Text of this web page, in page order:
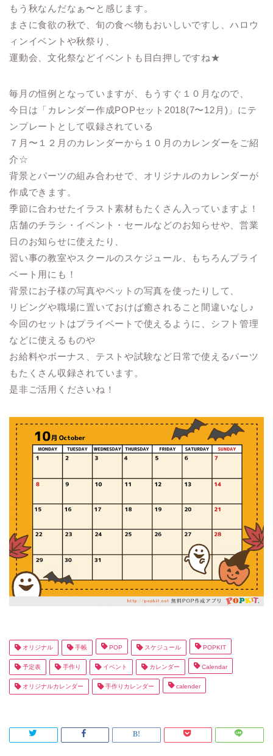
もう秋なんだなぁ〜と感じます。
まさに食欲の秋で、旬の食べ物もおいしいですし、ハロウ
ィンイベントや秋祭り、
運動会、文化祭などイベントも目白押しですね★
毎月の恒例となっていますが、もうすぐ１０月なので、
今日は「カレンダー作成POPセット2018(7〜12月)」にテ
ンプレートとして収録されている
７月〜１２月のカレンダーから１０月のカレンダーをご紹
介☆
背景とパーツの組み合わせで、オリジナルのカレンダーが
作成できます。
季節に合わせたイラスト素材もたくさん入っていますよ！
店舗のチラシ・イベント・セールなどのお知らせや、営業
日のお知らせに使えたり、
習い事の教室やスクールのスケジュール、もちろんプライ
ベート用にも！
背景にお子様の写真やペットの写真を使ったりして、
リビングや職場に置いておけば癒されること間違いなし♪
今回のセットはプライベートで使えるように、シフト管理
などに使えるものや
お給料やボーナス、テストや試験など日常で使えるパーツ
もたくさん収録されています。
是非ご活用くださいね！
オリジナル 手帳 POP スケジュール POPKIT
予定表 手作り イベント カレンダー Calendar
オリジナルカレンダー 手作りカレンダー calender